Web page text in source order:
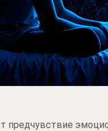
предчувствие